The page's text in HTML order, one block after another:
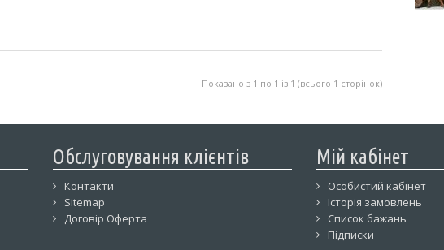
Показано з 1 по 1 із 1 (всього 1 сторінок)
Обслуговування клієнтів
Контакти
Sitemap
Договір Оферта
Мій кабінет
Особистий кабінет
Історія замовлень
Список бажань
Підписки